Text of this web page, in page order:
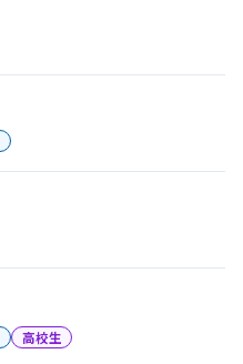
高校生